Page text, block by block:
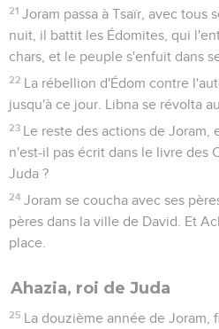
21 Joram passa à Tsaïr, avec tous
nuit, il battit les Édomites, qui
chars, et le peuple s'enfuit dans
22 La rébellion d'Édom contre
jusqu'à ce jour. Libna se révolta
23 Le reste des actions de Joram,
n'est-il pas écrit dans le livre des
Juda ?
24 Joram se coucha avec ses
pères dans la ville de David. Et
place.
Ahazia, roi de Juda
25 La douzième année de Joram,